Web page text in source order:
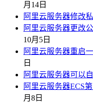
月14日
阿里云服务器修改
阿里云服务器更改
10月5日
阿里云服务器重启
日
阿里云服务器可以
阿里云服务器ECS
月8日